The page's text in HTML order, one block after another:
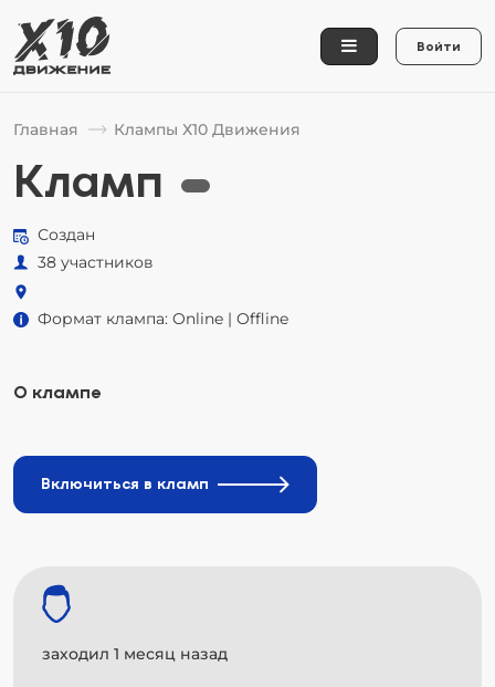
Войти
Главная Клампы Х10 Движения
Кламп
Создан
38 участников
Формат клампа: Online | Offline
О клампе
Включиться в кламп
заходил 1 месяц назад